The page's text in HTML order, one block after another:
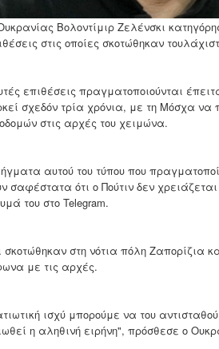
Βολοντίμιρ Ζελένσκι
στις οποίες σκοτώθηκαν
επιθέσεις πραγματοποιούνται
σχεδόν τρία χρόνια, με τη Μόσχα να
στις αρχές του χειμώνα.
αυτού του τύπου που
σαφέστατα ότι ο Πούτιν δεν
του στο Telegram.
στη νότια πόλη Ζαπορίζια
με τις αρχές.
ισχύ μπορούμε να του
η αληθινή ειρήνη", πρόσθεσε ο